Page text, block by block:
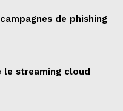
de phishing
le streaming cloud